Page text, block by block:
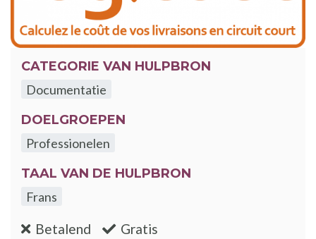
CATEGORIE VAN HULPBRON
Documentatie
DOELGROEPEN
Professionelen
TAAL VAN DE HULPBRON
Frans
Betalend :nee Gratis